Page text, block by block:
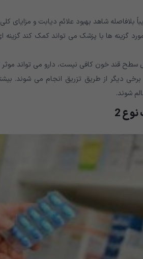
بلافاصله شاهد بهبود علائم دیابت و مزایای
گزینه ها با پزشک می تواند کمک کند گزینه
سطح قند خون کافی نیست، دارو می تواند موثر
دیگر از طریق تزریق انجام می شوند.
شوند.
2